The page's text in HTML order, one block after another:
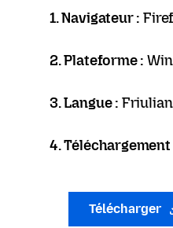
1. Navigateur :
2. Plateforme :
3. Langue :
4. Téléchargement
Télécharger